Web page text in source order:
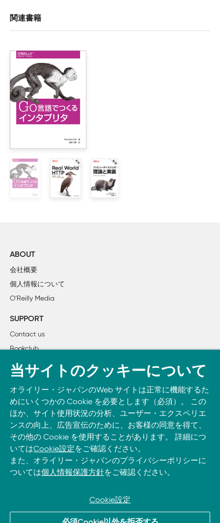
第1部　序論
    i.1 ブラウザと私
    i.2 歴史の中のWeb
    i.3 実際のブラウザのコードベース
    i.4 ブラウザコードの概念
    i.5 ブラウザの役割
    i.6 ブラウザとあなた
    ii.1 メメックスの概念
    ii.2 Webの誕生
    ii.3 ブラウザ
    リンク
1章　Webページのダウンロード
    1.3　サーバーのレスポンス
    1.4　PythonでのTelnet
    1.5　リクエストとレスポンス
    1.6　HTMLの表示
    1.7　暗号化された接続
    1.8　まとめ
    1.9　アウトライン
    1.10　演習
    リンク
2章　画面への描画
    2.1　ウィンドウの作成
    2.3　テキストのレイアウト
    2.4　テキストのスクロール
関連書籍
ABOUT
会社概要
個人情報について
O’Reilly Media
SUPPORT
Contact us
Bookclub
書籍注文
Take O’Reilly with you and learn anywhere, anytime on your
phone
and tablet.
© 2026, O’Reilly Japan, Inc. oreilly.co.jpに掲載されているすべて
当サイトのクッキーについて
オライリー・ジャパンのWeb サイトは正常に機能するた
めにいくつかの Cookie を必要とします（必須）。 この
ほか、サイト使用状況の分析、ユーザー・エクスペリエ
ンスの向上、広告宣伝のために、お客様の同意を得て、
その他の Cookie を使用することがあります。 詳細につ
いてはCookie設定をご確認ください。
また、オライリー・ジャパンのプライバシーポリシーに
ついては個人情報保護方針をご確認ください。
Cookie設定